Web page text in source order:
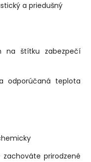
a priedušný
na štítku zabezpečí
odporúčaná teplota
prirodzené